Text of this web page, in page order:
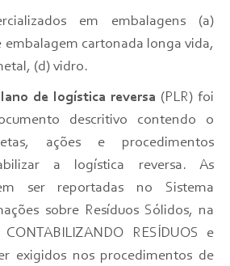
em embalagens (a)
embalagem cartonada longa vida,
(d) vidro.
de logística reversa (PLR) foi
descritivo contendo o
ações e procedimentos
a logística reversa. As
ser reportadas no Sistema
sobre Resíduos Sólidos, na
RESÍDUOS e
exigidos nos procedimentos de